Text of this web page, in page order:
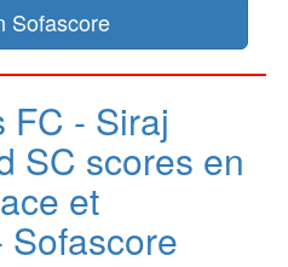
Sofascore
FC - Siraj
SC scores en
et